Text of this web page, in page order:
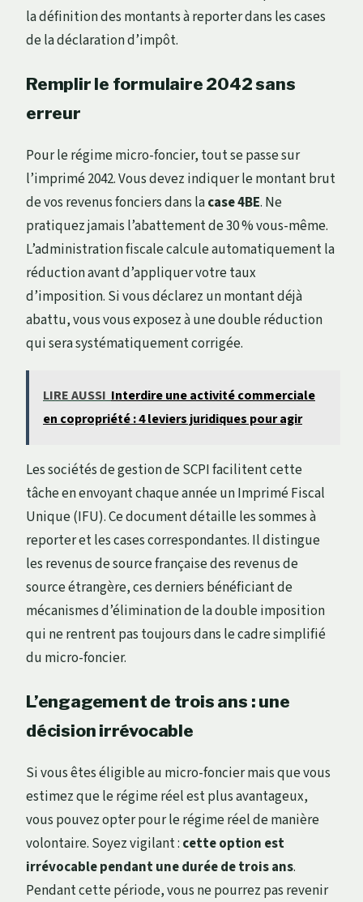
la définition des montants à reporter dans les cases
de la déclaration d’impôt.
Remplir le formulaire 2042 sans
erreur
Pour le régime micro-foncier, tout se passe sur
l’imprimé 2042. Vous devez indiquer le montant brut
de vos revenus fonciers dans lacase 4BE. Ne
pratiquez jamais l’abattement de 30 % vous-même.
L’administration fiscale calcule automatiquement la
réduction avant d’appliquer votre taux
d’imposition. Si vous déclarez un montant déjà
abattu, vous vous exposez à une double réduction
qui sera systématiquement corrigée.
LIRE AUSSI Interdire une activité commerciale
en copropriété : 4 leviers juridiques pour agir
Les sociétés de gestion de SCPI facilitent cette
tâche en envoyant chaque année un Imprimé Fiscal
Unique (IFU). Ce document détaille les sommes à
reporter et les cases correspondantes. Il distingue
les revenus de source française des revenus de
source étrangère, ces derniers bénéficiant de
mécanismes d’élimination de la double imposition
qui ne rentrent pas toujours dans le cadre simplifié
du micro-foncier.
L’engagement de trois ans : une
décision irrévocable
Si vous êtes éligible au micro-foncier mais que vous
estimez que le régime réel est plus avantageux,
vous pouvez opter pour le régime réel de manière
volontaire. Soyez vigilant : cette option est
irrévocable pendant une durée de trois ans.
Pendant cette période, vous ne pourrez pas revenir